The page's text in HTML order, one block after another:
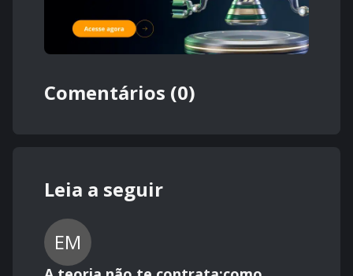
Comentários (0)
Leia a seguir
EM